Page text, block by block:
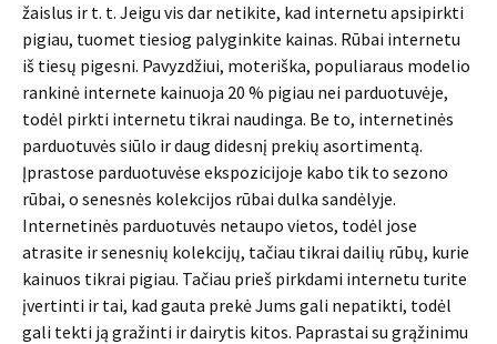
žaislus ir t. t. Jeigu vis dar netikite, kad internetu apsipirkti
pigiau, tuomet tiesiog palyginkite kainas. Rūbai internetu
iš tiesų pigesni. Pavyzdžiui, moteriška, populiaraus modelio
rankinė internete kainuoja 20 % pigiau nei parduotuvėje,
todėl pirkti internetu tikrai naudinga. Be to, internetinės
parduotuvės siūlo ir daug didesnį prekių asortimentą.
Įprastose parduotuvėse ekspozicijoje kabo tik to sezono
rūbai, o senesnės kolekcijos rūbai dulka sandėlyje.
Internetinės parduotuvės netaupo vietos, todėl jose
atrasite ir senesnių kolekcijų, tačiau tikrai dailių rūbų, kurie
kainuos tikrai pigiau. Tačiau prieš pirkdami internetu turite
įvertinti ir tai, kad gauta prekė Jums gali nepatikti, todėl
gali tekti ją gražinti ir dairytis kitos. Paprastai su grąžinimu